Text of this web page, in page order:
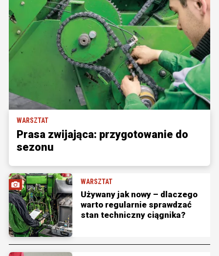
WARSZTAT
Prasa zwijająca: przygotowanie do
sezonu
WARSZTAT
Używany jak nowy – dlaczego
warto regularnie sprawdzać
stan techniczny ciągnika?